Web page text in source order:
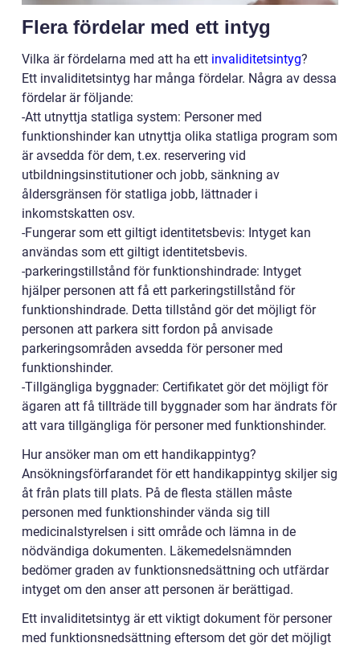
Flera fördelar med ett intyg
Vilka är fördelarna med att ha ett invaliditetsintyg?
Ett invaliditetsintyg har många fördelar. Några av dessa
fördelar är följande:
-Att utnyttja statliga system: Personer med
funktionshinder kan utnyttja olika statliga program som
är avsedda för dem, t.ex. reservering vid
utbildningsinstitutioner och jobb, sänkning av
åldersgränsen för statliga jobb, lättnader i
inkomstskatten osv.
-Fungerar som ett giltigt identitetsbevis: Intyget kan
användas som ett giltigt identitetsbevis.
-parkeringstillstånd för funktionshindrade: Intyget
hjälper personen att få ett parkeringstillstånd för
funktionshindrade. Detta tillstånd gör det möjligt för
personen att parkera sitt fordon på anvisade
parkeringsområden avsedda för personer med
funktionshinder.
-Tillgängliga byggnader: Certifikatet gör det möjligt för
ägaren att få tillträde till byggnader som har ändrats för
att vara tillgängliga för personer med funktionshinder.
Hur ansöker man om ett handikappintyg?
Ansökningsförfarandet för ett handikappintyg skiljer sig
åt från plats till plats. På de flesta ställen måste
personen med funktionshinder vända sig till
medicinalstyrelsen i sitt område och lämna in de
nödvändiga dokumenten. Läkemedelsnämnden
bedömer graden av funktionsnedsättning och utfärdar
intyget om den anser att personen är berättigad.
Ett invaliditetsintyg är ett viktigt dokument för personer
med funktionsnedsättning eftersom det gör det möjligt